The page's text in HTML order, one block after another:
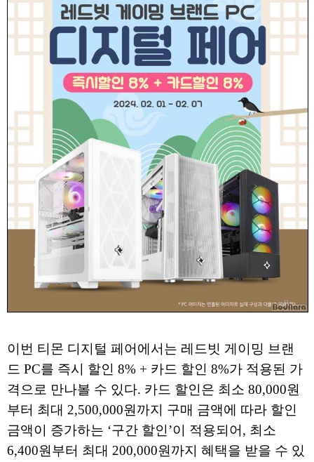
이번 티몬 디지털 페어에서는 레드빗 게이밍 브랜
드 PC를 즉시 할인 8% + 카드 할인 8%가 적용된 가
격으로 만나볼 수 있다. 카드 할인은 최소 80,000원
부터 최대 2,500,000원까지 구매 금액에 따라 할인
금액이 증가하는 ‘구간 할인’이 적용되어, 최소
6,400원부터 최대 200,000원까지 혜택을 받을 수 있